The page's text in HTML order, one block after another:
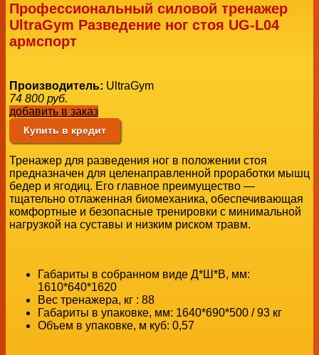
Профессиональный силовой тренажер
UltraGym Разведение ног стоя UG-L04
армспорт
Производитель: UltraGym
74 800 руб.
добавить в заказ
Купить в кредит
Тренажер для разведения ног в положении стоя
предназначен для целенаправленной проработки мышц
бедер и ягодиц. Его главное преимущество —
тщательно отлаженная биомеханика, обеспечивающая
комфортные и безопасные тренировки с минимальной
нагрузкой на суставы и низким риском травм.
Габариты в собранном виде Д*Ш*В, мм:
1610*640*1620
Вес тренажера, кг : 88
Габариты в упаковке, мм: 1640*690*500 / 93 кг
Объем в упаковке, м куб: 0,57